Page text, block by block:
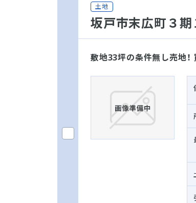
土地
坂戸市末広町３期
敷地33坪の条件無し売地